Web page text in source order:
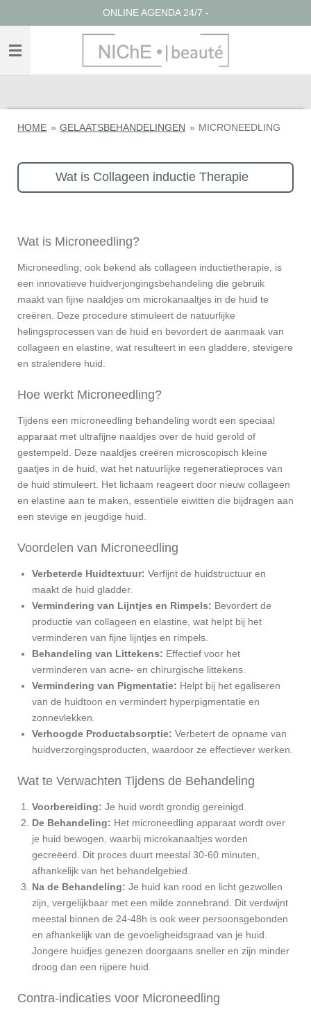
naar
hoofdinhoud
ONLINE AGENDA 24/7 -
HOME » GELAATSBEHANDELINGEN » MICRONEEDLING
Wat is Collageen inductie Therapie
Wat is Microneedling?
Microneedling, ook bekend als collageen inductietherapie, is
een innovatieve huidverjongingsbehandeling die gebruik
maakt van fijne naaldjes om microkanaaltjes in de huid te
creëren. Deze procedure stimuleert de natuurlijke
helingsprocessen van de huid en bevordert de aanmaak van
collageen en elastine, wat resulteert in een gladdere, stevigere
en stralendere huid.
Hoe werkt Microneedling?
Tijdens een microneedling behandeling wordt een speciaal
apparaat met ultrafijne naaldjes over de huid gerold of
gestempeld. Deze naaldjes creëren microscopisch kleine
gaatjes in de huid, wat het natuurlijke regeneratieproces van
de huid stimuleert. Het lichaam reageert door nieuw collageen
en elastine aan te maken, essentiële eiwitten die bijdragen aan
een stevige en jeugdige huid.
Voordelen van Microneedling
Verbeterde Huidtextuur: Verfijnt de huidstructuur en
maakt de huid gladder.
Vermindering van Lijntjes en Rimpels: Bevordert de
productie van collageen en elastine, wat helpt bij het
verminderen van fijne lijntjes en rimpels.
Behandeling van Littekens: Effectief voor het
verminderen van acne- en chirurgische littekens.
Vermindering van Pigmentatie: Helpt bij het egaliseren
van de huidtoon en vermindert hyperpigmentatie en
zonnevlekken.
Verhoogde Productabsorptie: Verbetert de opname van
huidverzorgingsproducten, waardoor ze effectiever werken.
Wat te Verwachten Tijdens de Behandeling
Voorbereiding: Je huid wordt grondig gereinigd.
De Behandeling: Het microneedling apparaat wordt over
je huid bewogen, waarbij microkanaaltjes worden
gecreëerd. Dit proces duurt meestal 30-60 minuten,
afhankelijk van het behandelgebied.
Na de Behandeling: Je huid kan rood en licht gezwollen
zijn, vergelijkbaar met een milde zonnebrand. Dit verdwijnt
meestal binnen de 24-48h is ook weer persoonsgebonden
en afhankelijk van de gevoeligheidsgraad van je huid.
Jongere huidjes genezen doorgaans sneller en zijn minder
droog dan een rijpere huid.
Contra-indicaties voor Microneedling